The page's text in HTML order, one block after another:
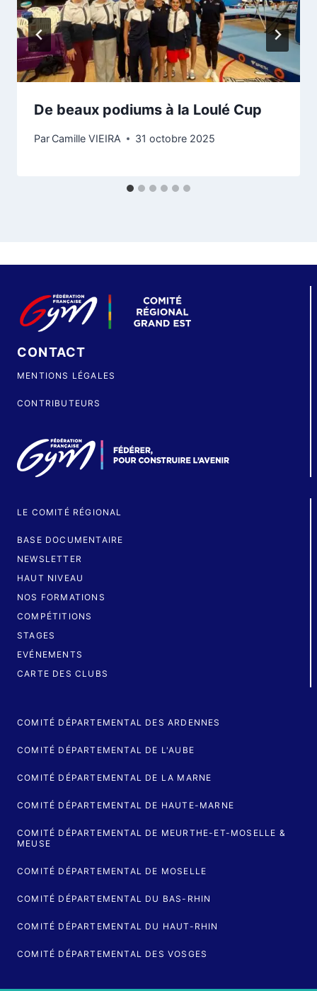
De beaux podiums à la Loulé Cup
Par Camille VIEIRA 31 octobre 2025
CONTACT
MENTIONS LÉGALES
CONTRIBUTEURS
LE COMITÉ RÉGIONAL
BASE DOCUMENTAIRE
NEWSLETTER
HAUT NIVEAU
NOS FORMATIONS
COMPÉTITIONS
STAGES
EVÉNEMENTS
CARTE DES CLUBS
COMITÉ DÉPARTEMENTAL DES ARDENNES
COMITÉ DÉPARTEMENTAL DE L'AUBE
COMITÉ DÉPARTEMENTAL DE LA MARNE
COMITÉ DÉPARTEMENTAL DE HAUTE-MARNE
COMITÉ DÉPARTEMENTAL DE MEURTHE-ET-MOSELLE &
MEUSE
COMITÉ DÉPARTEMENTAL DE MOSELLE
COMITÉ DÉPARTEMENTAL DU BAS-RHIN
COMITÉ DÉPARTEMENTAL DU HAUT-RHIN
COMITÉ DÉPARTEMENTAL DES VOSGES